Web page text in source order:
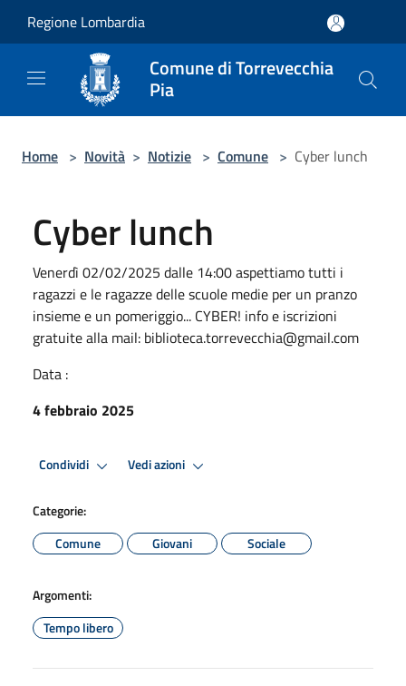
Regione Lombardia
Comune di Torrevecchia
Pia
Home > Novità > Notizie > Comune > Cyber lunch
Cyber lunch
Venerdì 02/02/2025 dalle 14:00 aspettiamo tutti i
ragazzi e le ragazze delle scuole medie per un pranzo
insieme e un pomeriggio... CYBER! info e iscrizioni
gratuite alla mail: biblioteca.torrevecchia@gmail.com
Data :
4 febbraio 2025
Condividi Vedi azioni
Categorie:
Comune
Giovani Sociale
Argomenti:
Tempo libero